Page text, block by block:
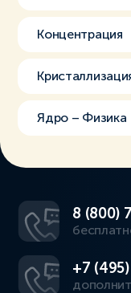
Концентрация
Ядро – Физика
8 (800)
+7